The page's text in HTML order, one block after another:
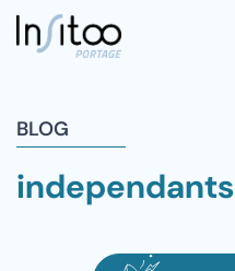
BLOG
independants